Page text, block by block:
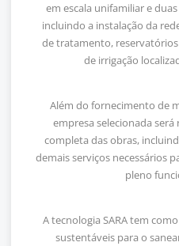
em escala unifamiliar e
incluindo a instalação da
de tratamento,
de irrigação
Além do fornecimento de
empresa selecionada
completa das obras,
demais serviços necessários
pleno
A tecnologia SARA tem
sustentáveis para o